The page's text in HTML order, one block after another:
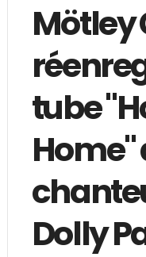
Mötley
tube
Home"
Dolly